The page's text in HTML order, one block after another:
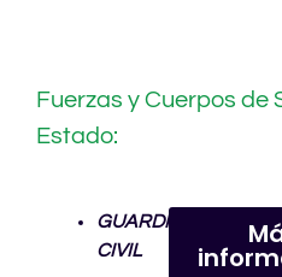
Fuerzas y Cuerpos de
Estado:
GUARDIA
CIVIL